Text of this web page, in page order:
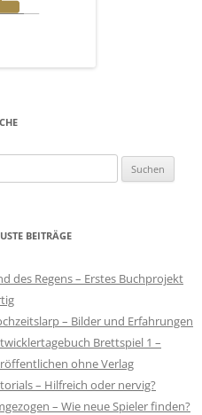
BEITRÄGE
des Regens – Erstes Buchprojekt
– Bilder und Erfahrungen
Brettspiel 1 –
ohne Verlag
– Hilfreich oder nervig?
– Wie neue Spieler finden?